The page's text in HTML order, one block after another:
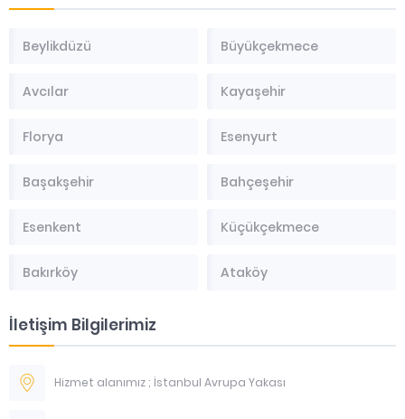
Beylikdüzü Büyükçekmece
Avcılar Kayaşehir
Florya Esenyurt
Başakşehir Bahçeşehir
Esenkent Küçükçekmece
Bakırköy Ataköy
İletişim Bilgilerimiz
Hizmet alanımız ; İstanbul Avrupa Yakası